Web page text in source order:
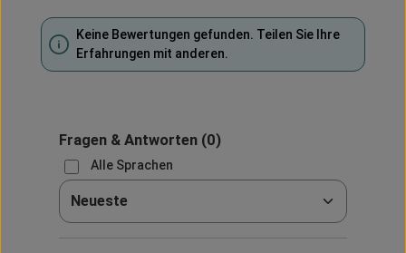
Keine Bewertungen gefunden. Teilen Sie Ihre
Erfahrungen mit anderen.
Fragen & Antworten(0)
Alle Sprachen
Sortieren nach